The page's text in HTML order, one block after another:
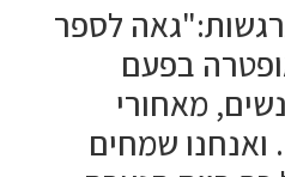
לספר
בפעם
מאחורי
ואנחנו שמחים